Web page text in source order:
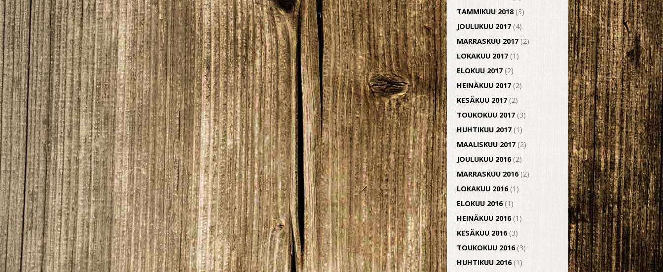
TAMMIKUU 2018(3)
JOULUKUU 2017 (4)
MARRASKUU 2017 (2)
LOKAKUU 2017 (1)
ELOKUU 2017 (2)
HEINÄKUU 2017 (2)
KESÄKUU 2017 (2)
TOUKOKUU 2017 (3)
HUHTIKUU 2017 (1)
MAALISKUU 2017 (2)
JOULUKUU 2016(2)
MARRASKUU 2016(2)
LOKAKUU 2016(1)
ELOKUU 2016(1)
HEINÄKUU 2016(1)
KESÄKUU 2016(3)
TOUKOKUU 2016(3)
HUHTIKUU 2016(1)